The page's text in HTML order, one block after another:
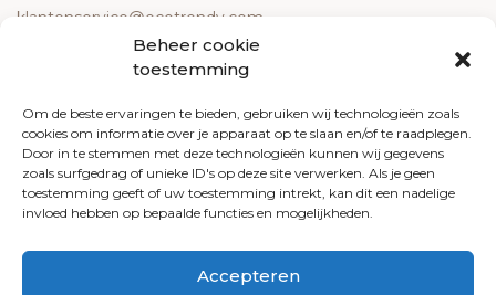
Beheer cookie
toestemming
Om de beste ervaringen te bieden, gebruiken wij technologieën zoals
cookies om informatie over je apparaat op te slaan en/of te raadplegen.
Door in te stemmen met deze technologieën kunnen wij gegevens
zoals surfgedrag of unieke ID's op deze site verwerken. Als je geen
toestemming geeft of uw toestemming intrekt, kan dit een nadelige
invloed hebben op bepaalde functies en mogelijkheden.
Accepteren
klantenservice@ecotrendy.com
Meest gestelde vragen
Contact
Algemene voorwaarden
Retourneren
Klachten
Privacy policy